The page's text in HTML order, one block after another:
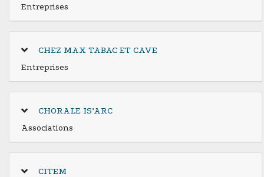
Entreprises
CHEZ MAX TABAC ET CAVE
Entreprises
CHORALE IS’ARC
Associations
CITEM